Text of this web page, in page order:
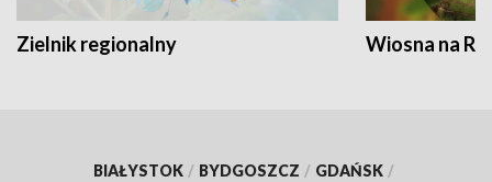
Zielnik regionalny Wiosna na
BIAŁYSTOK / BYDGOSZCZ / GDAŃSK /